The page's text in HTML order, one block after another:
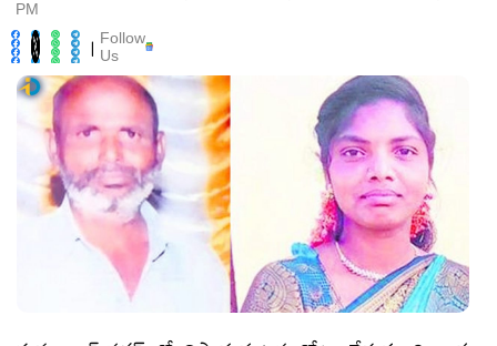
PM
| Follow
Us